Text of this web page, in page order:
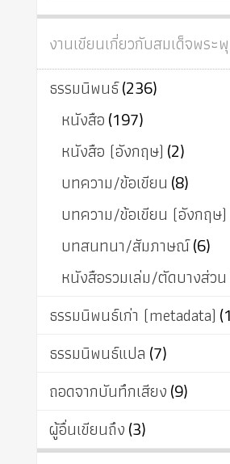
งานเขียนเกี่ยวกับสมเด็จพระ
ธรรมนิพนธ์(236)
หนังสือ(197)
หนังสือ (อังกฤษ) (2)
บทความ/ข้อเขียน (8)
บทความ/ข้อเขียน (อังกฤษ)
บทสนทนา/สัมภาษณ์(6)
หนังสือรวมเล่ม/ตัดบางส่วน
ธรรมนิพนธ์เก่า (metadata)
ธรรมนิพนธ์แปล (7)
ถอดจากบันทึกเสียง(9)
ผู้อื่นเขียนถึง(3)